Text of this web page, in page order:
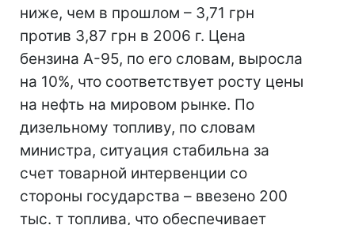
ниже, чем в прошлом – 3,71 грн
против 3,87 грн в 2006 г. Цена
бензина А-95, по его словам, выросла
на 10%, что соответствует росту цены
на нефть на мировом рынке. По
дизельному топливу, по словам
министра, ситуация стабильна за
счет товарной интервенции со
стороны государства – ввезено 200
тыс. т топлива, что обеспечивает